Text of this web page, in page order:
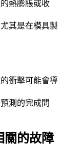
熱膨脹或收
其是在模具製
衝擊可能會導
測的完成問
關的故障